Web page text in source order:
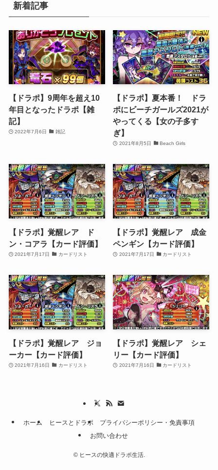
新着記事
【ドラポ】9周年を超え10
年目となったドラポ【雑
記】
2022年7月6日 雑記
【ドラポ】夏本番！ ドラ
ポにビーチガールズ2021が
やってくる【女の子多す
ぎ】
2021年8月5日 Beach Girls
【ドラポ】覚醒レア ド
ン・コアラ【カード評価】
2021年7月17日 カードリスト
【ドラポ】覚醒レア 成金
ペンギン【カード評価】
2021年7月17日 カードリスト
【ドラポ】覚醒レア ジョ
ーカー【カード評価】
2021年7月16日 カードリスト
【ドラポ】覚醒レア シェ
リー【カード評価】
2021年7月16日 カードリスト
ホーム ヒースとドラポ
プライバシーポリシー・免責事項
お問い合わせ
©ヒースの快適ドラポ生活.